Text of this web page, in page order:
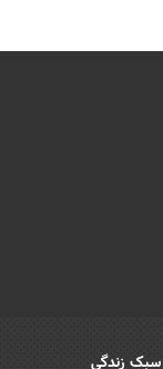
سبک زندگی